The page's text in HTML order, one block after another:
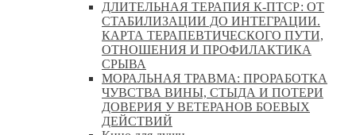
ДЛИТЕЛЬНАЯ ТЕРАПИЯ К-ПТСР: ОТ
СТАБИЛИЗАЦИИ ДО ИНТЕГРАЦИИ.
КАРТА ТЕРАПЕВТИЧЕСКОГО ПУТИ,
ОТНОШЕНИЯ И ПРОФИЛАКТИКА
СРЫВА
МОРАЛЬНАЯ ТРАВМА: ПРОРАБОТКА
ЧУВСТВА ВИНЫ, СТЫДА И ПОТЕРИ
ДОВЕРИЯ У ВЕТЕРАНОВ БОЕВЫХ
ДЕЙСТВИЙ